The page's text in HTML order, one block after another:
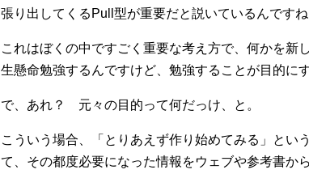
張り出してくるPull型が重要だと説いているんですね
これはぼくの中ですごく重要な考え方で、何かを新
生懸命勉強するんですけど、勉強することが目的に
で、あれ？ 元々の目的って何だっけ、と。
こういう場合、「とりあえず作り始めてみる」とい
て、その都度必要になった情報をウェブや参考書か